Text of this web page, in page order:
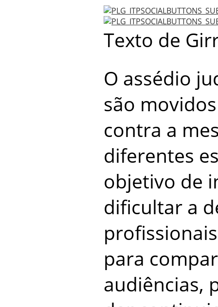
Texto de
O assédio
são
contra a
diferentes
objetivo de
dificultar a
para
audiências,